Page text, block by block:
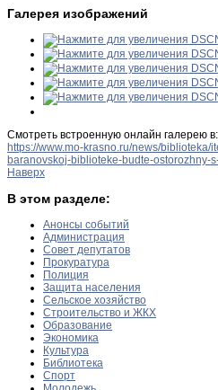
Галерея изображений
Смотреть встроенную онлайн галерею в:
https://www.mo-krasno.ru/news/biblioteka/
baranovskoj-biblioteke-budte-ostorozhny-
Наверх
В этом разделе:
Анонсы событий
Администрация
Совет депутатов
Прокуратура
Полиция
Защита населения
Сельское хозяйство
Строительство и ЖКХ
Образование
Экономика
Культура
Библиотека
Спорт